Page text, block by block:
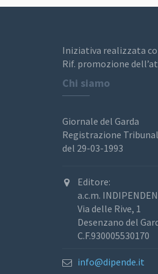
Iniziativa realizzata
Rif. promozione
Chi siamo
Giornale del Garda
Registrazione
del 29-03-1993
Editore:
a.c.m.
Via delle Rive, 1
Desenzano del
C.F.930005530170
info@dipende.it